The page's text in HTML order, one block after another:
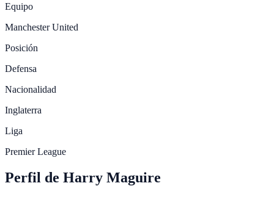
Equipo
Manchester United
Posición
Defensa
Nacionalidad
Inglaterra
Liga
Premier League
Perfil de Harry Maguire